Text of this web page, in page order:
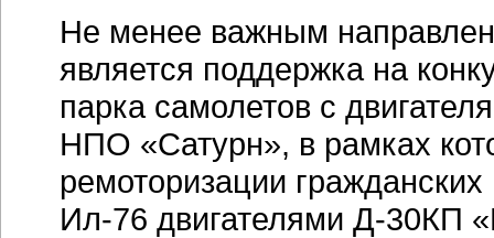
Не менее важным
является поддержка на
парка самолетов с
НПО «Сатурн», в рамках
ремоторизации
Ил-76 двигателями Д-30КП